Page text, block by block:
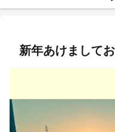
新年あけまして